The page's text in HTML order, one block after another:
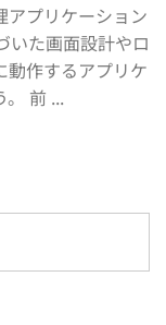
アプリケーション
いた画面設計やロ
動作するアプリケ
前 ...